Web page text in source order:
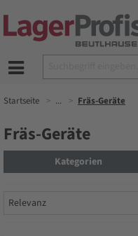
Startseite ... Fräs-Geräte
Fräs-Geräte
Kategorien